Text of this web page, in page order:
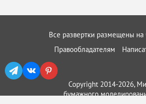
Все развертки размещены на
Правообладателям
Copyright 2014-2026,
бумажного